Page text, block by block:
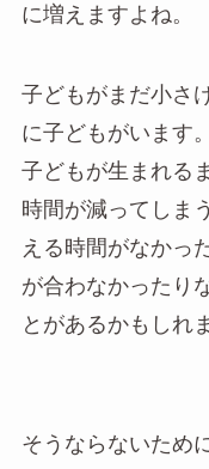
に増えますよね。
子どもがまだ小さ
に子どもがいます。
子どもが生まれる
時間が減ってしま
える時間がなかっ
が合わなかったり
とがあるかもしれ
そうならないため